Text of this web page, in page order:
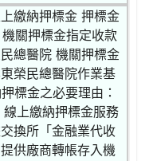
繳納押標金 押標金
關押標金指定收款
總醫院 機關押標金
榮民總醫院作業基
標金之必要理由：
上繳納押標金服務
換所「金融業代收
供廠商轉帳存入機